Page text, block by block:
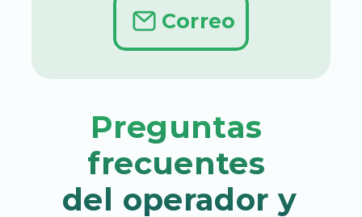
Correo
Preguntas
frecuentes
del operador y